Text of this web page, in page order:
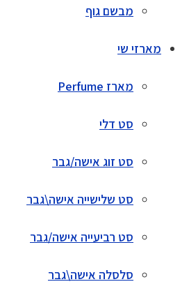
מבשם גוף
מארזי שי
מארז Perfume
סט דלי
סט זוג אישה/גבר
סט שלישייה אישה\גבר
סט רביעייה אישה/גבר
סלסלה אישה\גבר